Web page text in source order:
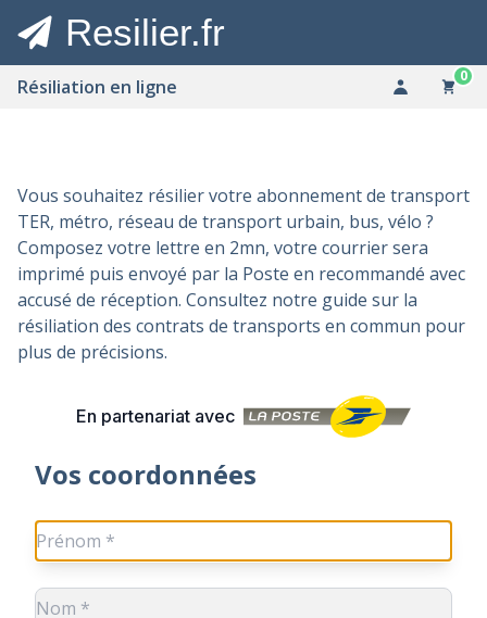
Resilier.fr
Résiliation en ligne 0
Vous souhaitez résilier votre abonnement de transport
TER, métro, réseau de transport urbain, bus, vélo ?
Composez votre lettre en 2mn, votre courrier sera
imprimé puis envoyé par la Poste en recommandé avec
accusé de réception. Consultez notre guide sur la
résiliation des contrats de transports en commun pour
plus de précisions.
En partenariat avec
Vos coordonnées